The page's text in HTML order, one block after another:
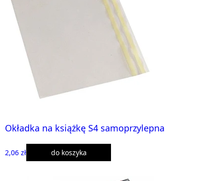
Okładka na książkę S4 samoprzylepna
2,06 zł do koszyka